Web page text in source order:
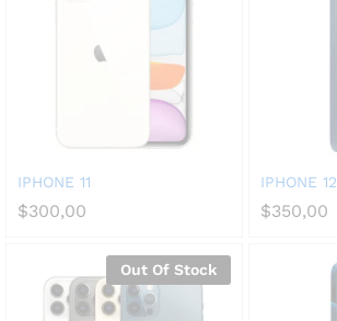
IPHONE 11
$300,00
IPHONE 12
$350,00
Out Of Stock